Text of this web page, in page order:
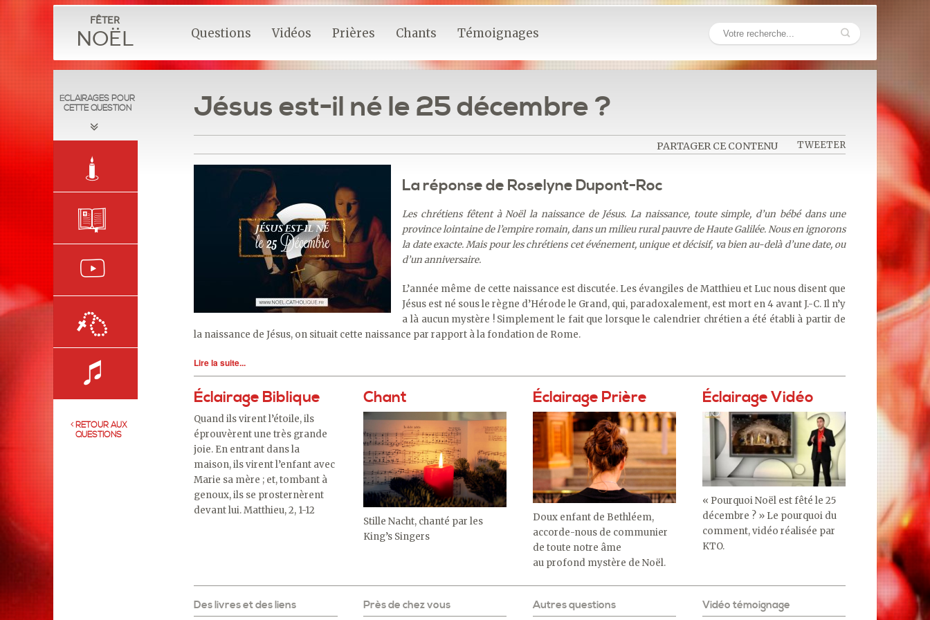
Fêter
Noël Questions Vidéos Prières Chants Témoignages
ÉCLAIRAGES POUR
CETTE QUESTION
RETOUR AUX
QUESTIONS
Jésus est-il né le 25 décembre ?
PARTAGER CE CONTENU TWEETER
La réponse de Roselyne Dupont-Roc
Les chrétiens fêtent à Noël la naissance de Jésus. La naissance, toute simple, d’un bébé dans une
province lointaine de l’empire romain, dans un milieu rural pauvre de Haute Galilée. Nous en ignorons
la date exacte. Mais pour les chrétiens cet événement, unique et décisif, va bien au-delà d’une date, ou
d’un anniversaire.
L’année même de cette naissance est discutée. Les évangiles de Matthieu et Luc nous disent que
Jésus est né sous le règne d’Hérode le Grand, qui, paradoxalement, est mort en 4 avant J.-C. Il n’y
a là aucun mystère ! Simplement le fait que lorsque le calendrier chrétien a été établi à partir de
la naissance de Jésus, on situait cette naissance par rapport à la fondation de Rome.
Lire la suite...
Éclairage Biblique
Quand ils virent l’étoile, ils
éprouvèrent une très grande
joie. En entrant dans la
maison, ils virent l’enfant avec
Marie sa mère ; et, tombant à
genoux, ils se prosternèrent
devant lui. Matthieu, 2, 1-12
Chant
Stille Nacht, chanté par les
King’s Singers
Éclairage Prière
Doux enfant de Bethléem,
accorde-nous de communier
de toute notre âme
au profond mystère de Noël.
Éclairage Vidéo
« Pourquoi Noël est fêté le 25
décembre ? » Le pourquoi du
comment, vidéo réalisée par
KTO.
Des livres et des liens Près de chez vous Autres questions Vidéo témoignage